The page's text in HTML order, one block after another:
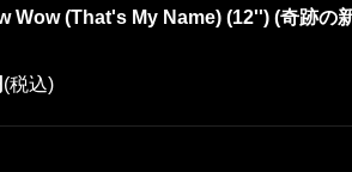
Wow (That's My Name) (12'') (奇跡の
(税込)